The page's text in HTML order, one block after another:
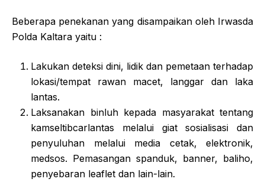
Beberapa penekanan yang disampaikan oleh Irwasda
Polda Kaltara yaitu :
Lakukan deteksi dini, lidik dan pemetaan terhadap
lokasi/tempat rawan macet, langgar dan laka
lantas.
Laksanakan binluh kepada masyarakat tentang
kamseltibcarlantas melalui giat sosialisasi dan
penyuluhan melalui media cetak, elektronik,
medsos. Pemasangan spanduk, banner, baliho,
penyebaran leaflet dan lain-lain.